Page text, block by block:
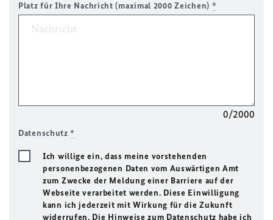
Platz für Ihre Nachricht (maximal 2000 Zeichen) *
0/2000
Datenschutz*
Ich willige ein, dass meine vorstehenden
personenbezogenen Daten vom Auswärtigen Amt
zum Zwecke der Meldung einer Barriere auf der
Webseite verarbeitet werden. Diese Einwilligung
kann ich jederzeit mit Wirkung für die Zukunft
widerrufen. Die Hinweise zum Datenschutz habe ich